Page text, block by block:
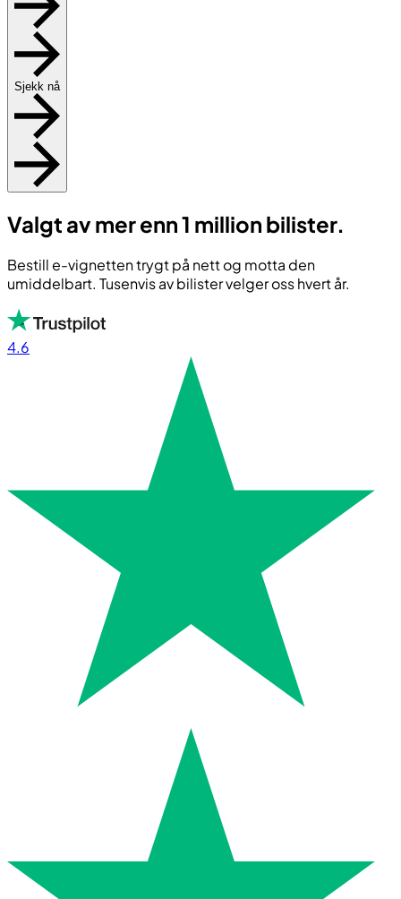
Sjekk nå
Valgt av mer enn 1 million bilister.
Bestill e-vignetten trygt på nett og motta den
umiddelbart. Tusenvis av bilister velger oss hvert år.
4.6